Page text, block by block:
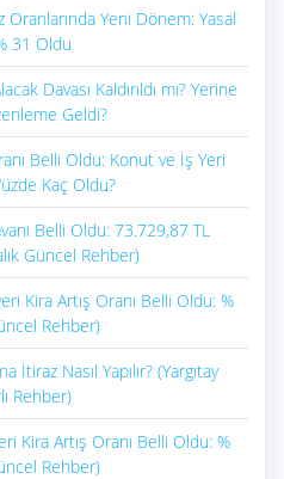
Oranlarında Yeni Dönem: Yasal
31 Oldu
Davası Kaldırıldı mı? Yerine
Geldi?
Belli Oldu: Konut ve İş Yeri
Kaç Oldu?
Belli Oldu: 73.729,87 TL
Güncel Rehber)
Kira Artış Oranı Belli Oldu: %
Rehber)
İtiraz Nasıl Yapılır? (Yargıtay
Rehber)
Kira Artış Oranı Belli Oldu: %
Rehber)